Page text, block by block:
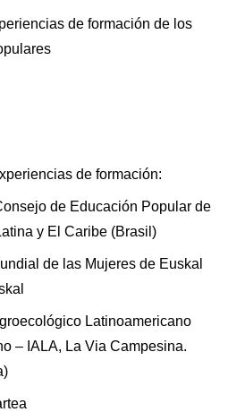
de formación de los
de formación:
de Educación Popular de
y El Caribe (Brasil)
de las Mujeres de Euskal
Latinoamericano
– IALA, La Via Campesina.